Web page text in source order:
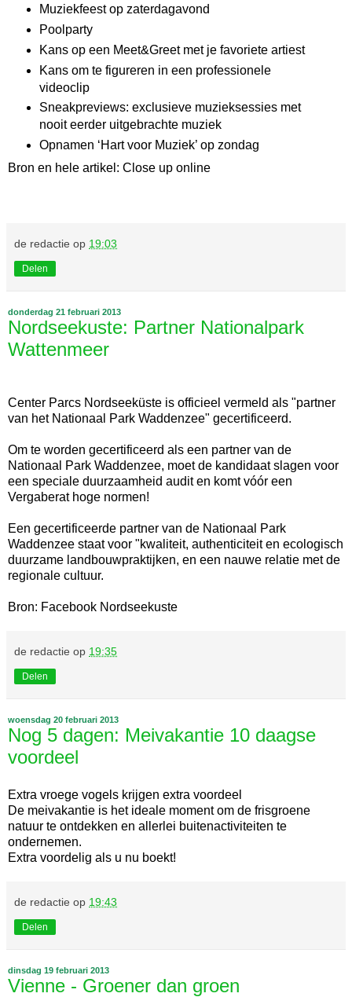
Muziekfeest op zaterdagavond
Poolparty
Kans op een Meet&Greet met je favoriete artiest
Kans om te figureren in een professionele
videoclip
Sneakpreviews: exclusieve muzieksessies met
nooit eerder uitgebrachte muziek
Opnamen ‘Hart voor Muziek’ op zondag
Bron en hele artikel: Close up online
de redactie op 19:03
Delen
donderdag 21 februari 2013
Nordseekuste: Partner Nationalpark
Wattenmeer
Center Parcs Nordseeküste is officieel vermeld als "partner
van het Nationaal Park Waddenzee" gecertificeerd.
Om te worden gecertificeerd als een partner van de
Nationaal Park Waddenzee, moet de kandidaat slagen voor
een speciale duurzaamheid audit en komt vóór een
Vergaberat hoge normen!
Een gecertificeerde partner van de Nationaal Park
Waddenzee staat voor "kwaliteit, authenticiteit en ecologisch
duurzame landbouwpraktijken, en een nauwe relatie met de
regionale cultuur.
Bron: Facebook Nordseekuste
de redactie op 19:35
Delen
woensdag 20 februari 2013
Nog 5 dagen: Meivakantie 10 daagse
voordeel
Extra vroege vogels krijgen extra voordeel
De meivakantie is het ideale moment om de frisgroene
natuur te ontdekken en allerlei buitenactiviteiten te
ondernemen.
Extra voordelig als u nu boekt!
de redactie op 19:43
Delen
dinsdag 19 februari 2013
Vienne - Groener dan groen